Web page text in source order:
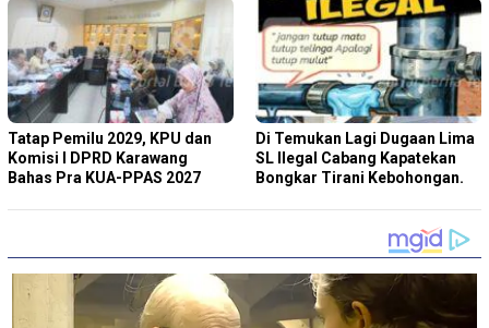
Tatap Pemilu 2029, KPU dan
Komisi I DPRD Karawang
Bahas Pra KUA-PPAS 2027
Di Temukan Lagi Dugaan Lima
SL Ilegal Cabang Kapatekan
Bongkar Tirani Kebohongan.